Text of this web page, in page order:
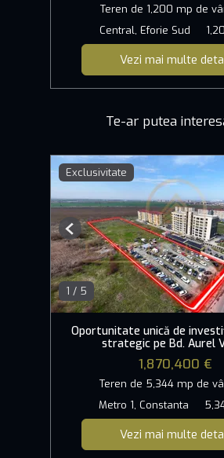
Teren de 1,200 mp de
Central, Eforie Sud
Vezi mai multe
Te-ar putea
Exclusivitate
1 / 5
Previous
Oportunitate unică de
strategic pe Bd. Aurel
1,870,400 €
Teren de 5,344 mp de
Metro 1, Constanta
Vezi mai multe